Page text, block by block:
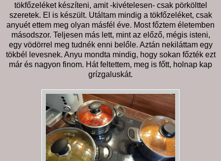
tökfőzeléket készíteni, amit -kivételesen- csak pörkölttel
szeretek. El is készült. Utáltam mindig a tökfőzeléket, csak
anyuét ettem meg olyan másfél éve. Most főztem életemben
másodszor. Teljesen más lett, mint az előző, mégis isteni,
egy vödörrel meg tudnék enni belőle. Aztán nekiláttam egy
tökbél levesnek. Anyu mondta mindig, hogy sokan főzték ezt
már és nagyon finom. Hát feltettem, meg is főtt, holnap kap
grízgaluskát.